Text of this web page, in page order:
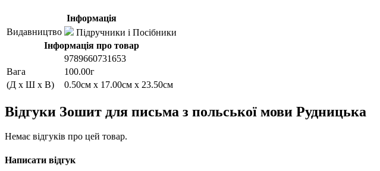
Інформація
Видавництво
Підручники і Посібники
Інформація про товар
9789660731653
Вага
100.00г
(Д x Ш x В)
0.50см x 17.00см x 23.50см
Відгуки Зошит для письма з польської мови Рудницька
Немає відгуків про цей товар.
Написати відгук